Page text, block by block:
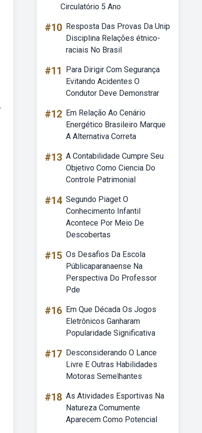
Circulatório 5 Ano
#10 Resposta Das Provas Da Unip
Disciplina Relações étnico-
raciais No Brasil
#11
Para Dirigir Com Segurança
Evitando Acidentes O
Condutor Deve Demonstrar
#12 Em Relação Ao Cenário
Energético Brasileiro Marque
A Alternativa Correta
#13 A Contabilidade Cumpre Seu
Objetivo Como Ciencia Do
Controle Patrimonial
#14 Segundo Piaget O
Conhecimento Infantil
Acontece Por Meio De
Descobertas
#15 Os Desafios Da Escola
Públicaparanaense Na
Perspectiva Do Professor
Pde
#16 Em Que Década Os Jogos
Eletrônicos Ganharam
Popularidade Significativa
#17 Desconsiderando O Lance
Livre E Outras Habilidades
Motoras Semelhantes
#18 As Atividades Esportivas Na
Natureza Comumente
Aparecem Como Potencial